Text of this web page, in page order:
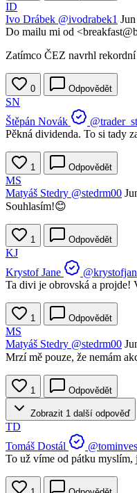
ID
Ivo Drábek @ivodrabek1
Do mailu mi od
Zatímco ČEZ navrhl
0 Odpovědět
SN
Štěpán Novák
Pěkná dividenda. To si tady
1 Odpovědět
MS
Matyáš Stedry @stedrm00
Souhlasím!😊
1 Odpovědět
KJ
Krystof Jane
Ta divi je obrovská a projde!
1 Odpovědět
MS
Matyáš Stedry @stedrm00
Mrzí mě pouze, že nemám
1 Odpovědět
Zobrazit 1 další odpověď
TD
Tomáš Dostál
To už víme od pátku myslím,